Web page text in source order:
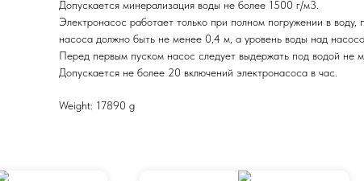
Допускается минерализация воды не более 1500 г/м3.
Электронасос работает только при полном погружении в
насоса должно быть не менее 0,4 м, а уровень воды над
Перед первым пуском насос следует выдержать под водой не
Допускается не более 20 включений электронасоса в час.
Weight: 17890 g